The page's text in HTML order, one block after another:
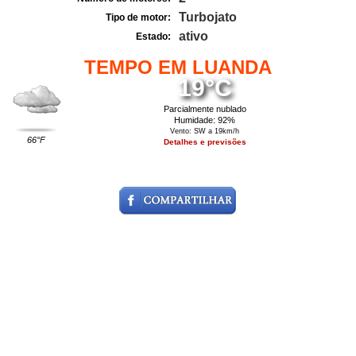
Tipo de motor: Turbojato
Estado: ativo
TEMPO EM LUANDA
66°F
19°C
Parcialmente nublado
Humidade: 92%
Vento: SW a 19km/h
Detalhes e previsões